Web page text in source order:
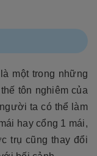
một trong những
tôn nghiêm của
ta có thể làm
hay cổng 1 mái,
trụ cũng thay đổi